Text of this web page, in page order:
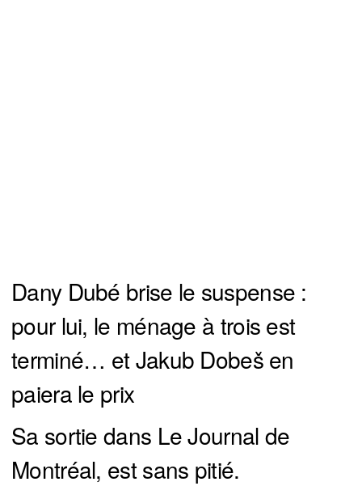
Dany Dubé brise le suspense :
pour lui, le ménage à trois est
terminé… et Jakub Dobeš en
paiera le prix
Sa sortie dans Le Journal de
Montréal, est sans pitié.